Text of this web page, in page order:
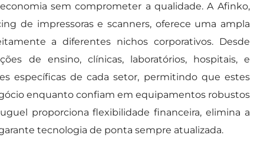
sem comprometer a qualidade. A Afinko,
de impressoras e scanners, oferece uma ampla
a diferentes nichos corporativos. Desde
de ensino, clínicas, laboratórios, hospitais, e
específicas de cada setor, permitindo que estes
enquanto confiam em equipamentos robustos
proporciona flexibilidade financeira, elimina a
tecnologia de ponta sempre atualizada.